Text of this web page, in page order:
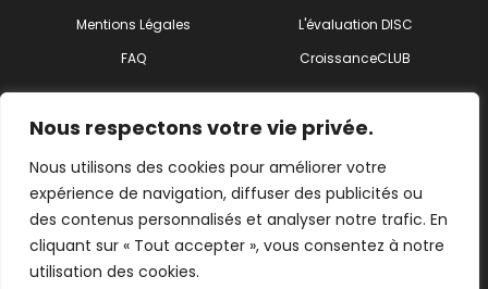
Nous respectons votre vie privée.
Nous utilisons des cookies pour améliorer votre
expérience de navigation, diffuser des publicités ou
des contenus personnalisés et analyser notre trafic. En
cliquant sur « Tout accepter », vous consentez à notre
utilisation des cookies.
Mentions Légales
FAQ
L'évaluation DISC
CroissanceCLUB
Trouvez votre coach